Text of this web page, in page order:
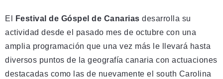
El Festival de Góspel de Canarias desarrolla su
actividad desde el pasado mes de octubre con una
amplia programación que una vez más le llevará hasta
diversos puntos de la geografía canaria con actuaciones
destacadas como las de nuevamente el south Carolina